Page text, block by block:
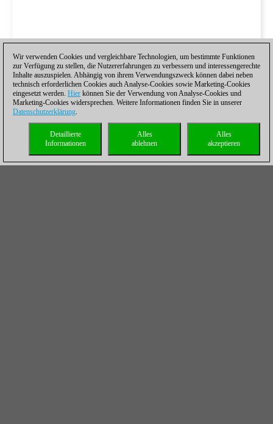
Wir verwenden Cookies und vergleichbare Technologien, um bestimmte Funktionen
zur Verfügung zu stellen, die Nutzererfahrungen zu verbessern und interessengerechte
Inhalte auszuspielen. Abhängig von ihrem Verwendungszweck können dabei neben
technisch erforderlichen Cookies auch Analyse-Cookies sowie Marketing-Cookies
eingesetzt werden. Hier können Sie der Verwendung von Analyse-Cookies und
Marketing-Cookies widersprechen. Weitere Informationen finden Sie in unserer
Datenschutzerklärung.
Alles
akzeptieren
Alles
ablehnen
Detaillierte
Informationen